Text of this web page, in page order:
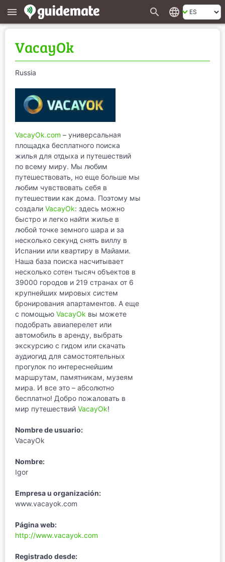
menu search language
VacayOk
Russia
VacayOk.com – универсальная
площадка бесплатного поиска
жилья для отдыха и путешествий
по всему миру. Мы любим
путешествовать, но еще больше мы
любим чувствовать себя в
путешествии как дома. Поэтому мы
создали VacayOk: здесь можно
быстро и легко найти жилье в
любой точке земного шара и за
несколько секунд снять виллу в
Испании или квартиру в Майами.
Наша база поиска насчитывает
несколько сотен тысяч объектов в
39000 городов и 219 странах от 6
крупнейших мировых систем
бронирования апартаментов. А еще
с помощью VacayOk вы можете
подобрать авиаперелет или
автомобиль в аренду, выбрать
экскурсию с гидом или скачать
аудиогид для самостоятельных
прогулок по интереснейшим
маршрутам, памятникам, музеям
мира. И все это – абсолютно
бесплатно! Добро пожаловать в
мир путешествий VacayOk!
Nombre de usuario:
VacayOk
Nombre:
Igor
Empresa u organización:
www.vacayok.com
Página web:
http://www.vacayok.com
Registrado desde: